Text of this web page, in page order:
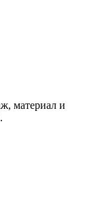
материал и